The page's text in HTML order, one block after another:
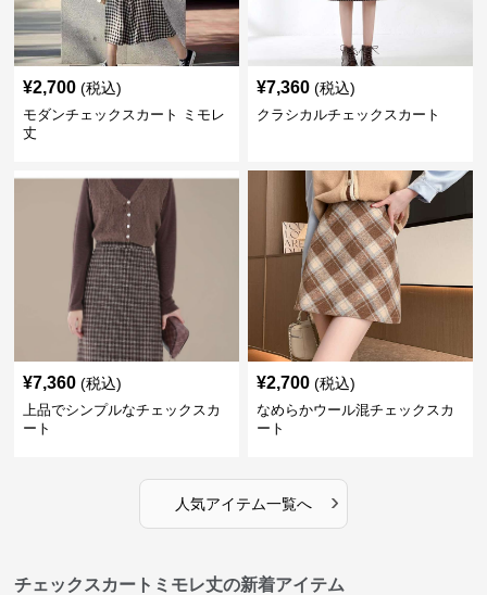
¥2,700 (税込)
モダンチェックスカート ミモレ
丈
¥7,360 (税込)
クラシカルチェックスカート
¥7,360 (税込)
上品でシンプルなチェックスカ
ート
¥2,700 (税込)
なめらかウール混チェックスカ
ート
人気アイテム一覧へ ›
チェックスカートミモレ丈の新着アイテム